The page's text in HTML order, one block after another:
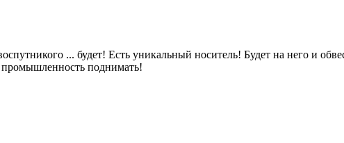
... будет! Есть уникальный носитель! Будет на него и
промышленность поднимать!